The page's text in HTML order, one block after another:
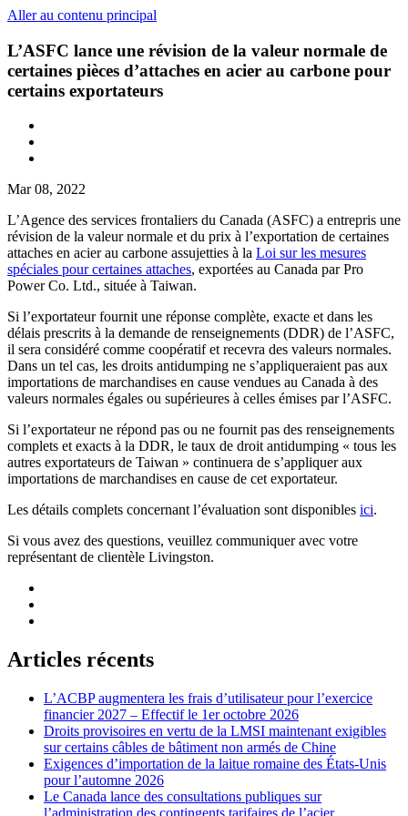
Aller au contenu principal
L’ASFC lance une révision de la valeur normale de
certaines pièces d’attaches en acier au carbone pour
certains exportateurs
Mar 08, 2022
L’Agence des services frontaliers du Canada (ASFC) a entrepris une
révision de la valeur normale et du prix à l’exportation de certaines
attaches en acier au carbone assujetties à la Loi sur les mesures
spéciales pour certaines attaches, exportées au Canada par Pro
Power Co. Ltd., située à Taiwan.
Si l’exportateur fournit une réponse complète, exacte et dans les
délais prescrits à la demande de renseignements (DDR) de l’ASFC,
il sera considéré comme coopératif et recevra des valeurs normales.
Dans un tel cas, les droits antidumping ne s’appliqueraient pas aux
importations de marchandises en cause vendues au Canada à des
valeurs normales égales ou supérieures à celles émises par l’ASFC.
Si l’exportateur ne répond pas ou ne fournit pas des renseignements
complets et exacts à la DDR, le taux de droit antidumping « tous les
autres exportateurs de Taiwan » continuera de s’appliquer aux
importations de marchandises en cause de cet exportateur.
Les détails complets concernant l’évaluation sont disponibles ici.
Si vous avez des questions, veuillez communiquer avec votre
représentant de clientèle Livingston.
Articles récents
L’ACBP augmentera les frais d’utilisateur pour l’exercice
financier 2027 – Effectif le 1er octobre 2026
Droits provisoires en vertu de la LMSI maintenant exigibles
sur certains câbles de bâtiment non armés de Chine
Exigences d’importation de la laitue romaine des États-Unis
pour l’automne 2026
Le Canada lance des consultations publiques sur